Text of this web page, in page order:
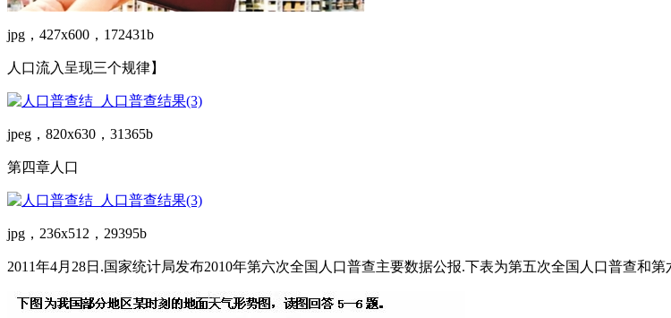
jpg，427x600，172431b
人口流入呈现三个规律】
jpeg，820x630，31365b
第四章人口
jpg，236x512，29395b
2011年4月28日.国家统计局发布2010年第六次全国人口普查主要数据公报.下表为第五次全国人口普查和